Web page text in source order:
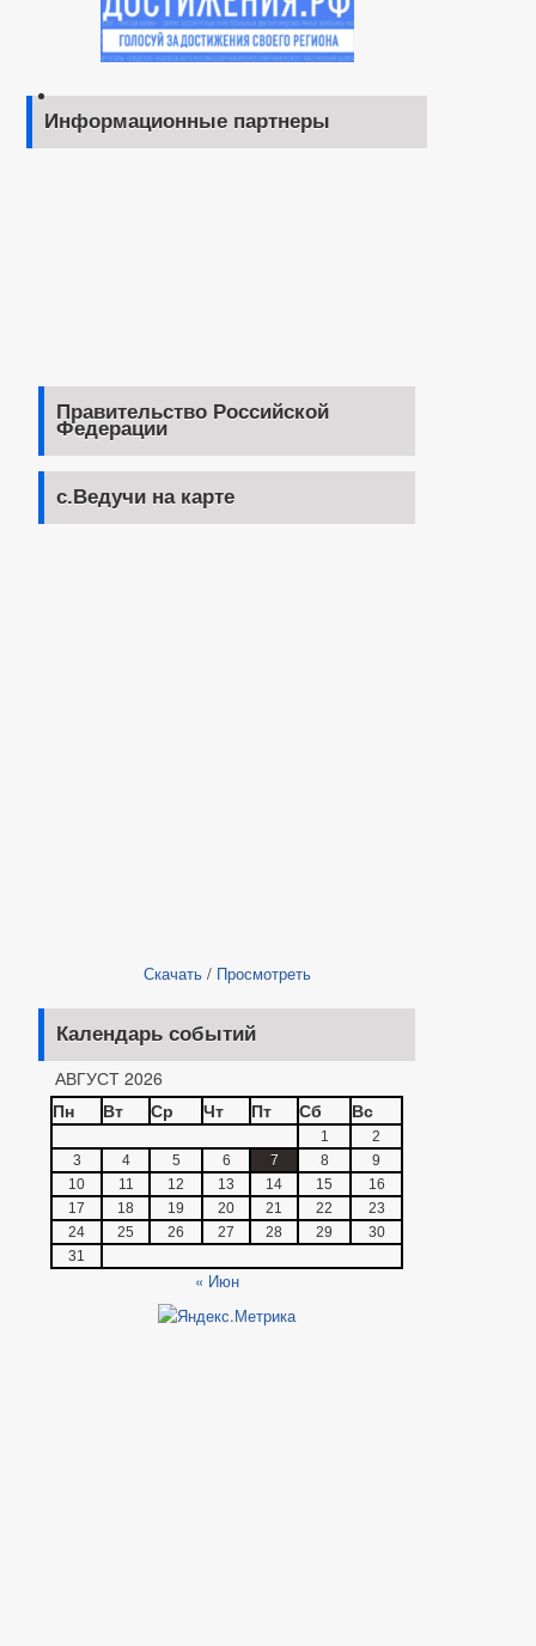
Информационные партнеры
Правительство Российской
Федерации
с.Ведучи на карте
Скачать/ Просмотреть
Календарь событий
АВГУСТ 2026
Пн
Вт Ср Чт Пт Сб Вс
1
2
3
4 5 6 7 8
9
10
11 12 13 14 15
16
17
18 19 20 21 22
23
24
25 26 27 28 29
30
31
« Июн